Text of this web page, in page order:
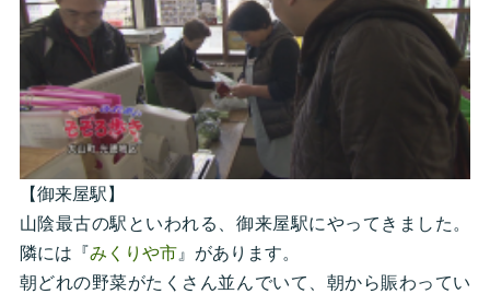
【御来屋駅】
山陰最古の駅といわれる、御来屋駅にやってきました。
隣には『みくりや市』があります。
朝どれの野菜がたくさん並んでいて、朝から賑わってい